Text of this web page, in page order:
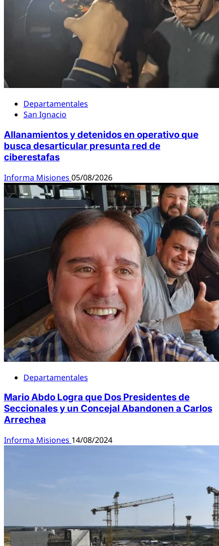
Departamentales
San Ignacio
Allanamientos y detenidos en operativo que
busca desarticular presunta red de
ciberestafas
Informa Misiones 05/08/2026
Departamentales
Mario Abdo Logra que Dos Presidentes de
Seccionales y un Concejal Abandonen a Carlos
Arrechea
Informa Misiones 14/08/2024